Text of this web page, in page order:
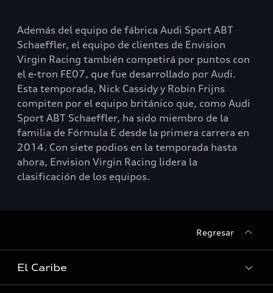
Además del equipo de fábrica Audi Sport ABT
Schaeffler, el equipo de clientes de Envision
Virgin Racing también competirá por puntos con
el e-tron FE07, que fue desarrollado por Audi.
Esta temporada, Nick Cassidy y Robin Frijns
compiten por el equipo británico que, como Audi
Sport ABT Schaeffler, ha sido miembro de la
familia de Fórmula E desde la primera carrera en
2014. Con siete podios en la temporada hasta
ahora, Envision Virgin Racing lidera la
clasificación de los equipos.
Regresar
El Caribe